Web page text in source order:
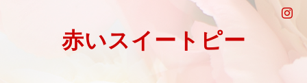
赤いスイートピー